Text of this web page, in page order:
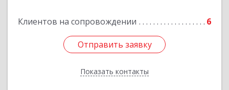
Клиентов на сопровождении 6
Отправить заявку
Показать контакты
Отправить заявку
Назад